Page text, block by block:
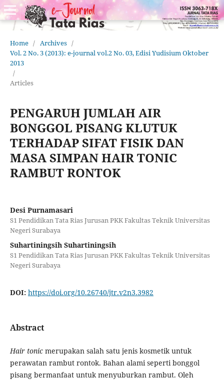
Home / Archives /
Vol. 2 No. 3 (2013): e-journal vol.2 No. 03, Edisi Yudisium Oktober
2013
/
Articles
PENGARUH JUMLAH AIR
BONGGOL PISANG KLUTUK
TERHADAP SIFAT FISIK DAN
MASA SIMPAN HAIR TONIC
RAMBUT RONTOK
Desi Purnamasari
S1 Pendidikan Tata Rias Jurusan PKK Fakultas Teknik Universitas
Negeri Surabaya
Suhartiningsih Suhartiningsih
S1 Pendidikan Tata Rias Jurusan PKK Fakultas Teknik Universitas
Negeri Surabaya
DOI: https://doi.org/10.26740/jtr.v2n3.3982
Abstract
Hair tonic merupakan salah satu jenis kosmetik untuk
perawatan rambut rontok. Bahan alami seperti bonggol
pisang bermanfaat untuk menyuburkan rambut. Oleh